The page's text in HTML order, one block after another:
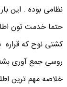
نظامی بوده . این
حتما خدمت تون
روسی جمع آوری
خلاصه مهم ترین